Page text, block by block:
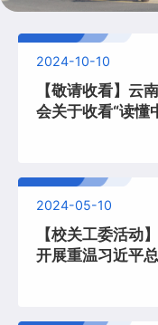
2024-10-10
【敬请收看】云
会关于收看“读懂
2024-05-10
【校关工委活动
开展重温习近平